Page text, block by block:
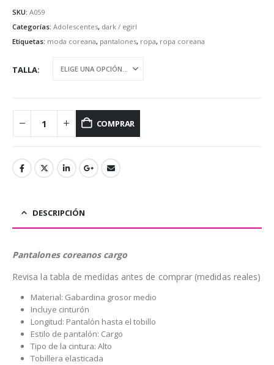
SKU: A059
Categorías: Adolescentes, dark / egirl
Etiquetas: moda coreana, pantalones, ropa, ropa coreana
TALLA
COMPRAR
DESCRIPCIÓN
Pantalones coreanos cargo
Revisa la tabla de medidas antes de comprar (medidas reales)
Material: Gabardina grosor medio
Incluye cinturón
Longitud: Pantalón hasta el tobillo
Estilo de pantalón: Cargo
Tipo de la cintura: Alto
Tobillera elasticada